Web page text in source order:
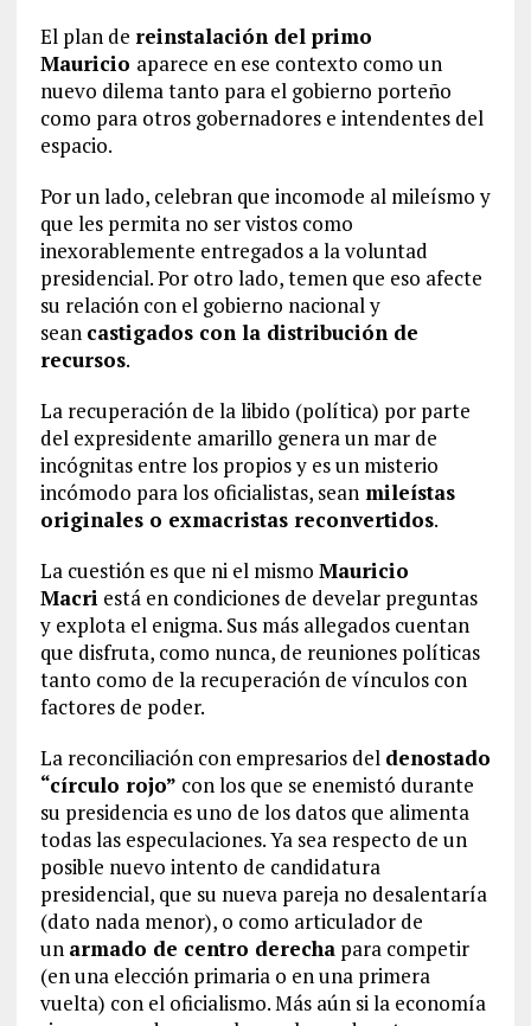
El plan de reinstalación del primo
Mauricio aparece en ese contexto como un
nuevo dilema tanto para el gobierno porteño
como para otros gobernadores e intendentes del
espacio.
Por un lado, celebran que incomode al mileísmo y
que les permita no ser vistos como
inexorablemente entregados a la voluntad
presidencial. Por otro lado, temen que eso afecte
su relación con el gobierno nacional y
sean castigados con la distribución de
recursos.
La recuperación de la libido (política) por parte
del expresidente amarillo genera un mar de
incógnitas entre los propios y es un misterio
incómodo para los oficialistas, seanmileístas
originales o exmacristas reconvertidos.
La cuestión es que ni el mismo Mauricio
Macri está en condiciones de develar preguntas
y explota el enigma. Sus más allegados cuentan
que disfruta, como nunca, de reuniones políticas
tanto como de la recuperación de vínculos con
factores de poder.
La reconciliación con empresarios del denostado
“círculo rojo” con los que se enemistó durante
su presidencia es uno de los datos que alimenta
todas las especulaciones. Ya sea respecto de un
posible nuevo intento de candidatura
presidencial, que su nueva pareja no desalentaría
(dato nada menor), o como articulador de
un armado de centro derechapara competir
(en una elección primaria o en una primera
vuelta) con el oficialismo. Más aún si la economía